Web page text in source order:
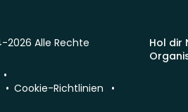
Hol dir
2026 Alle Rechte
Cookie-Richtlinien